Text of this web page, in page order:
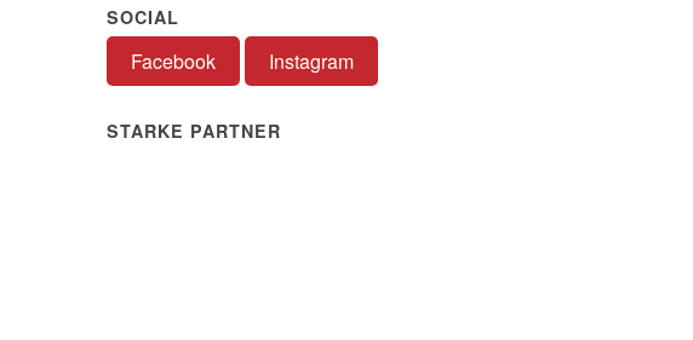
SOCIAL
Facebook Instagram
STARKE PARTNER